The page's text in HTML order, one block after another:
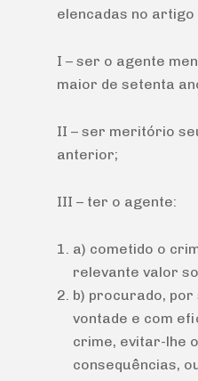
elencadas no artigo
I – ser o agente
maior de setenta
II – ser meritório
anterior;
III – ter o agente:
a) cometido o
relevante valor
b) procurado, por
vontade e com
crime, evitar-lhe
consequências,